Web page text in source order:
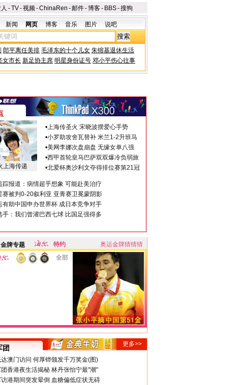
-TV-视频-ChinaRen -邮件-博客- BBS-搜狗
新闻 网页 博客 音乐 图片 说吧
郎平离任美排 毛泽东的十个儿女 朱镕基退休生活
女市长 新足协主席 明星身份证号 邓小平伤心往事
上海传递
•上海传圣火 宋晓波摆爱心手势
•小罗助攻舍瓦替补 米兰1-2升班马
•美网李娜次盘崩盘 无缘女单八强
•西甲首轮皇马巴萨双双爆冷负弱旅
•北爱杯奥沙利文夺得排位赛第21冠
踪报道：病情超乎想象 可能赴美治疗
赛被判0-20叙利亚 亚青赛卫冕蒙阴影
有助中国申办世界杯 成日本竞争对手
手：我们曾灌巴西七球 比国足强得多
金牌专题 特约
奥运金牌猜猜猜
全部
团
更多>>
澳门访问 何厚铧颁发千万奖金(图)
香港夜生活揭秘 林丹张怡宁最"潮"
港期间突发晕倒 血糖偏低症状无碍